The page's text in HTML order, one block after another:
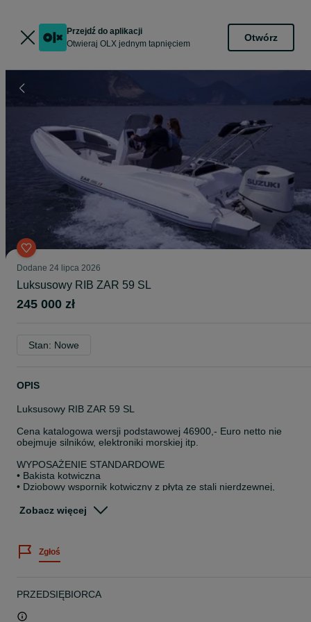
Przejdź do aplikacji
Otwieraj OLX jednym tapnięciem
Otwórz
Dodane 24 lipca 2026
Luksusowy RIB ZAR 59 SL
245 000 zł
Stan: Nowe
OPIS
Luksusowy RIB ZAR 59 SL
Cena katalogowa wersji podstawowej 46900,- Euro netto nie
obejmuje silników, elektroniki morskiej itp.
WYPOSAŻENIE STANDARDOWE
• Bakista kotwiczna
• Dziobowy wspornik kotwiczny z płytą ze stali nierdzewnej,
• 3 obszerne przednie schowki
• Zbiornik paliwa ok. 160 l / 42 gal, zamontowany zgodnie ze
standardem CE
• Siedzenie sternika umożliwiające prowadzenie w pozycji
Zobacz więcej
Zgłoś
PRZEDSIĘBIORCA